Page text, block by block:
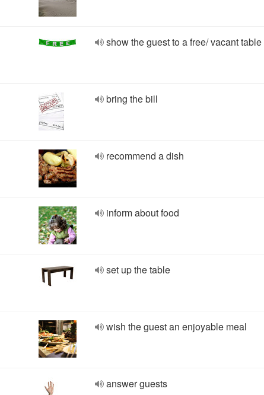
show the guest to a free/ vacant table
bring the bill
recommend a dish
inform about food
set up the table
wish the guest an enjoyable meal
answer guests